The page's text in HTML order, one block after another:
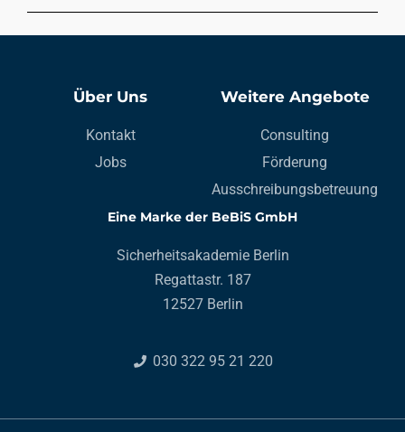
Über Uns
Kontakt
Jobs
Weitere Angebote
Consulting
Förderung
Ausschreibungsbetreuung
Eine Marke der BeBiS GmbH
Sicherheitsakademie Berlin
Regattastr. 187
12527 Berlin
030 322 95 21 220